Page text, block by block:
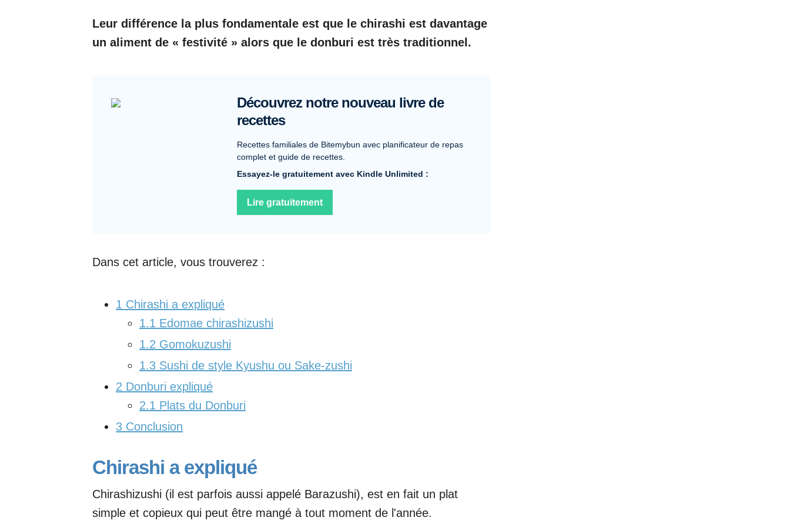
Leur différence la plus fondamentale est que le chirashi est davantage
un aliment de « festivité » alors que le donburi est très traditionnel.
Découvrez notre nouveau livre de
recettes
Recettes familiales de Bitemybun avec planificateur de repas
complet et guide de recettes.
Essayez-le gratuitement avec Kindle Unlimited :
Lire gratuitement
Dans cet article, vous trouverez :
1 Chirashi a expliqué
1.1 Edomae chirashizushi
1.2 Gomokuzushi
1.3 Sushi de style Kyushu ou Sake-zushi
2 Donburi expliqué
2.1 Plats du Donburi
3 Conclusion
Chirashi a expliqué
Chirashizushi (il est parfois aussi appelé Barazushi), est en fait un plat
simple et copieux qui peut être mangé à tout moment de l'année.